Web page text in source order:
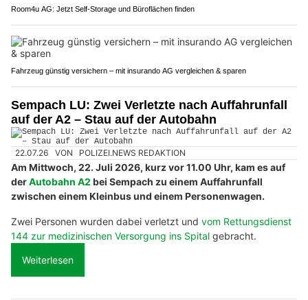
Room4u AG: Jetzt Self-Storage und Büroflächen finden
Fahrzeug günstig versichern – mit insurando AG vergleichen & sparen
Sempach LU: Zwei Verletzte nach Auffahrunfall
auf der A2 – Stau auf der Autobahn
22.07.26 VON POLIZEI.NEWS REDAKTION
Am Mittwoch, 22. Juli 2026, kurz vor 11.00 Uhr, kam es auf
derAutobahn A2 bei Sempach zu einem Auffahrunfall
zwischen einem Kleinbus und einem Personenwagen.
Zwei Personen wurden dabei verletzt und vom Rettungsdienst
144 zur medizinischen Versorgung ins Spital gebracht.
Weiterlesen